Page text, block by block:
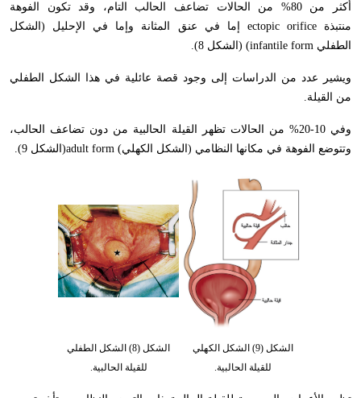
أكثر من 80% من الحالات تضاعف الحالب التام، وقد تكون الفوهة
منتبذة ectopic orifice
إما في عنق المثانة وإما في الإحليل (الشكل
الطفلي (infantile form (الشكل 8).
ويشير عدد من الدراسات إلى وجود قصة عائلية في هذا الشكل الطفلي
من القيلة.
وفي 10-20% من الحالات تظهر القيلة الحالبية من دون تضاعف الحالب،
وتتوضع الفوهة في مكانها النظامي (الشكل الكهلي(
adult form(الشكل 9).
الشكل (9) الشكل الكهلي
للقيلة الحالبية.
الشكل (8) الشكل الطفلي
للقيلة الحالبية.